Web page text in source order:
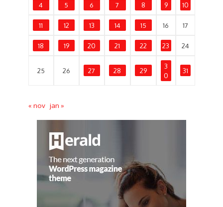
4 5 6 7 8 9 10
11 12 13 14 15 16 17
18 19 20 21 22 23 24
25 26 27 28 29
3
0
31
« nov jan »